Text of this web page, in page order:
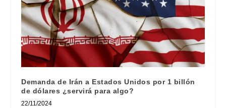
Demanda de Irán a Estados Unidos por 1 billón
de dólares ¿servirá para algo?
22/11/2024